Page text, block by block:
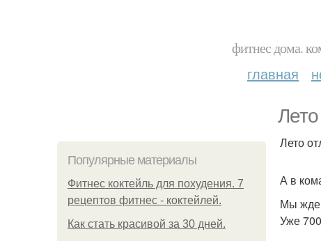
фитнес дома.
главная
Популярные материалы
Фитнес коктейль для похудения. 7
рецептов фитнес - коктейлей.
Как стать красивой за 30 дней.
Лето
А в
Мы
Уже